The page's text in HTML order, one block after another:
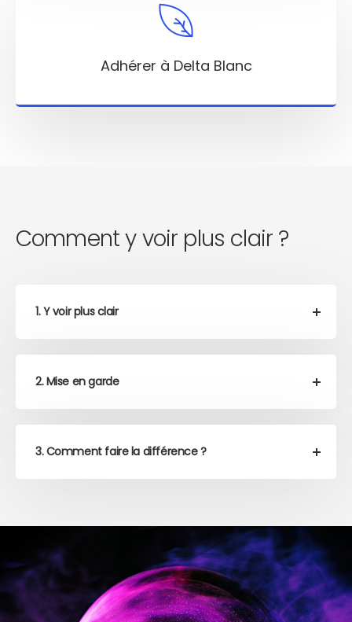
Adhérer à Delta Blanc
Comment y voir plus clair ?
1. Y voir plus clair
2. Mise en garde
3. Comment faire la différence ?